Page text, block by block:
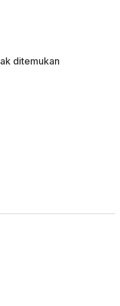
ditemukan